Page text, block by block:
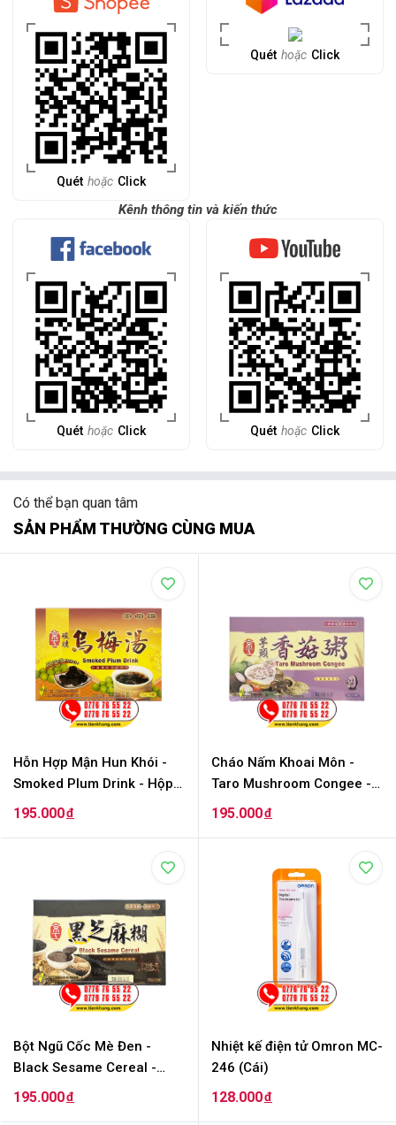
Quét hoặc Click
Quét hoặc Click
Kênh thông tin và kiến thức
Quét hoặc Click Quét hoặc Click
Có thể bạn quan tâm
SẢN PHẨM THƯỜNG CÙNG MUA
Hỗn Hợp Mận Hun Khói -
Smoked Plum Drink - Hộp
220g ( 22g x 10 Gói)
195.000đ
Cháo Nấm Khoai Môn -
Taro Mushroom Congee -
Hộp 240g (30g x 8 Gói)
195.000đ
Bột Ngũ Cốc Mè Đen -
Black Sesame Cereal -
Hộp 370g (37g x 10 gói)
195.000đ
Nhiệt kế điện tử Omron MC-
246 (Cái)
128.000đ